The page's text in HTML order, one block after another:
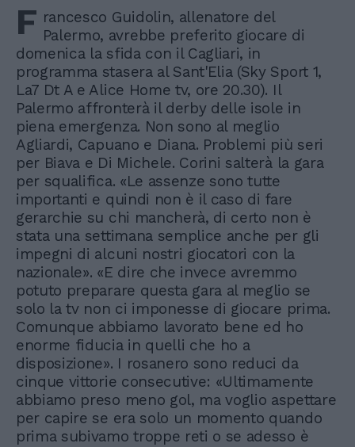
F rancesco Guidolin, allenatore del
Palermo, avrebbe preferito giocare di
domenica la sfida con il Cagliari, in
programma stasera al Sant'Elia (Sky Sport 1,
La7 Dt A e Alice Home tv, ore 20.30). Il
Palermo affronterà il derby delle isole in
piena emergenza. Non sono al meglio
Agliardi, Capuano e Diana. Problemi più seri
per Biava e Di Michele. Corini salterà la gara
per squalifica. «Le assenze sono tutte
importanti e quindi non è il caso di fare
gerarchie su chi mancherà, di certo non è
stata una settimana semplice anche per gli
impegni di alcuni nostri giocatori con la
nazionale». «E dire che invece avremmo
potuto preparare questa gara al meglio se
solo la tv non ci imponesse di giocare prima.
Comunque abbiamo lavorato bene ed ho
enorme fiducia in quelli che ho a
disposizione». I rosanero sono reduci da
cinque vittorie consecutive: «Ultimamente
abbiamo preso meno gol, ma voglio aspettare
per capire se era solo un momento quando
prima subivamo troppe reti o se adesso è